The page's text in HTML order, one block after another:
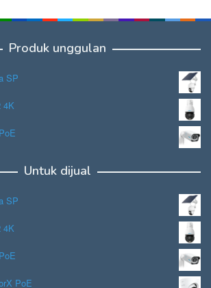
Produk unggulan
SP
4K
Untuk dijual
SP
4K
PoE